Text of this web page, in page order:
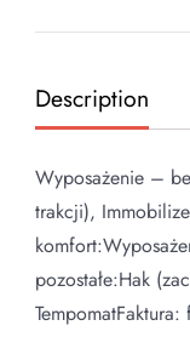
Description
Wyposażenie –
trakcji),
pozostałe:Hak